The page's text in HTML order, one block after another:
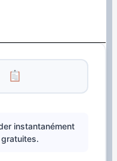
instantanément